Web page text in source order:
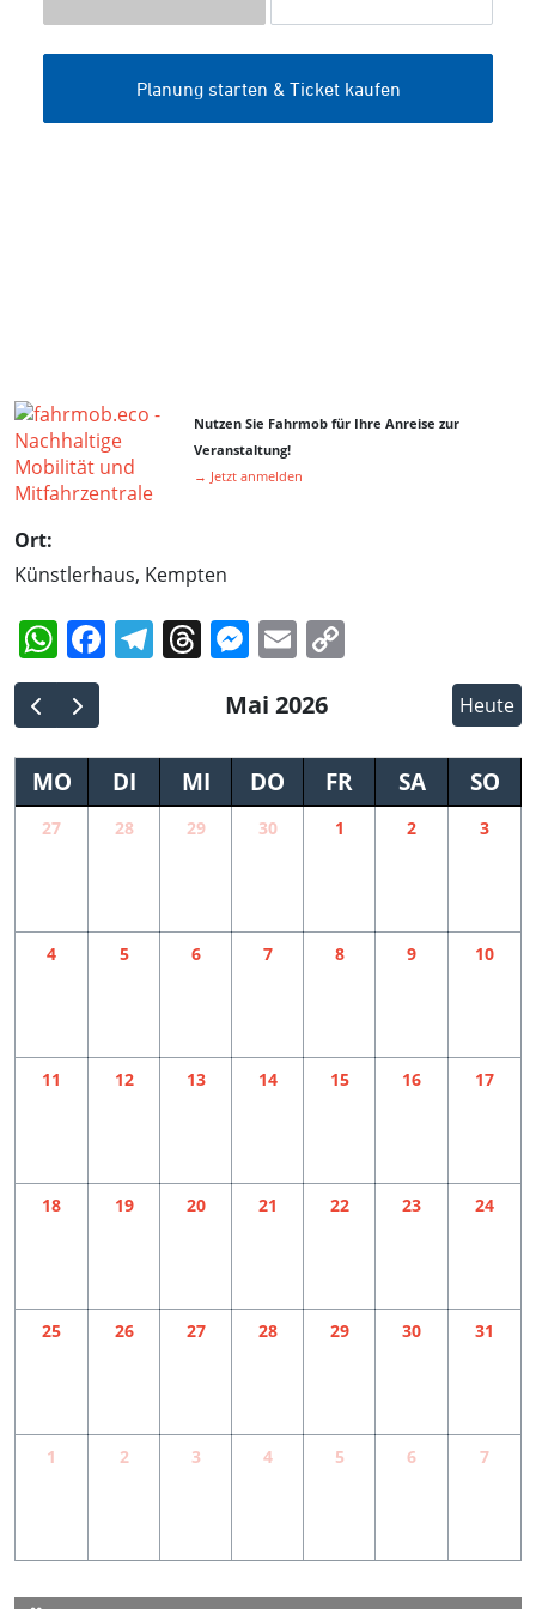
Nutzen Sie Fahrmob für Ihre Anreise zur
Veranstaltung!
→ Jetzt anmelden
Ort:
Künstlerhaus, Kempten
WhatsApp
Facebook
Telegram
Threads
Messenger
Email
Mai 2026 Heute
MO DI MI DO FR SA SO
27 28 29 30 1 2 3
4 5 6 7 8 9 10
11 12 13 14 15 16 17
18 19 20 21 22 23 24
25 26 27 28 29 30 31
1 2 3 4 5 6 7